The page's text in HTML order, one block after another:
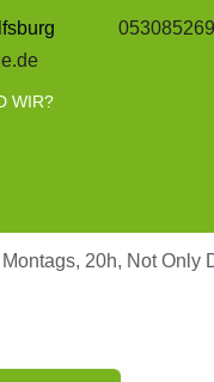
WIR?
Montags, 20h, Not Only